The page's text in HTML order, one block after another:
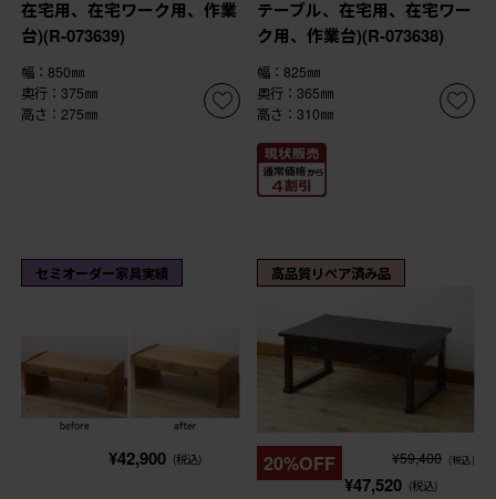
在宅用、在宅ワーク用、作業
台)(R-073639)
幅：850㎜
奥行：375㎜
高さ：275㎜
テーブル、在宅用、在宅ワー
ク用、作業台)(R-073638)
幅：825㎜
奥行：365㎜
高さ：310㎜
セミオーダー家具実績
¥42,900 (税込)
高品質リペア済み品
20%OFF ¥59,400 (税込)
¥47,520 (税込)